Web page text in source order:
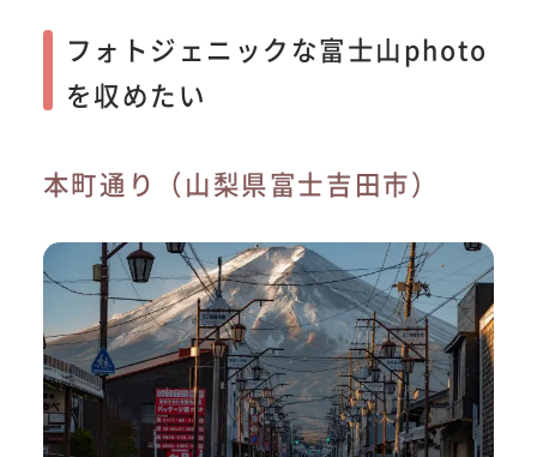
フォトジェニックな富士山photo
を収めたい
本町通り（山梨県富士吉田市）